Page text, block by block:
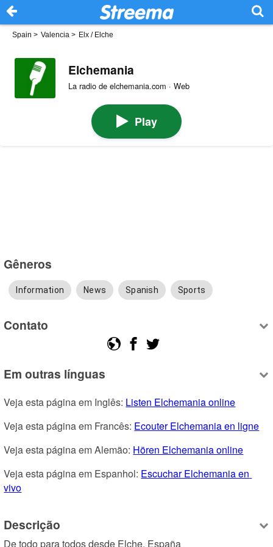
Spain > Valencia > Elx / Elche
Elchemania
La radio de elchemania.com · Web
Play
Gêneros
Information News Spanish Sports
Contato
Em outras línguas
Veja esta página em Inglês: Listen Elchemania online
Veja esta página em Francês: Ecouter Elchemania en ligne
Veja esta página em Alemão: Hören Elchemania online
Veja esta página em Espanhol: Escuchar Elchemania en
vivo
Descrição
De todo para todos desde Elche, España